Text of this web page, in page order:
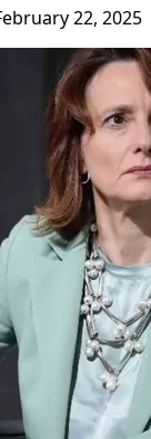
22, 2025